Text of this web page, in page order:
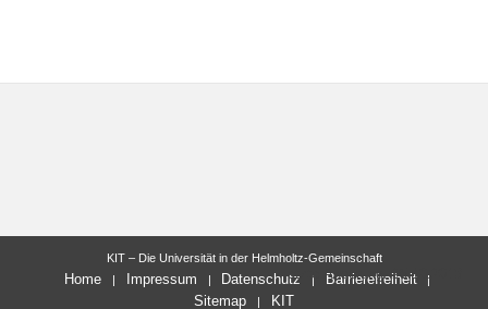
letzte Änderung: 25.10.2018
KIT – Die Universität in der Helmholtz-Gemeinschaft
Home Impressum Datenschutz
Barrierefreiheit
Sitemap
KIT